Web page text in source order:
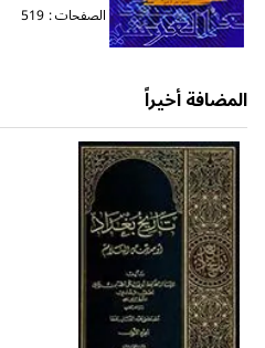
الصفحات : 519
المضافة أخيراً